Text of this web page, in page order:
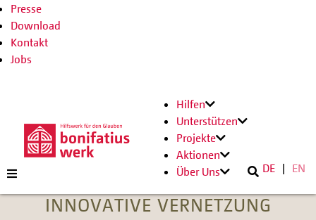
Presse
Download
Kontakt
Jobs
Hilfen
Unterstützen
Projekte
Aktionen
Über Uns
DE EN
INNOVATIVE VERNETZUNG